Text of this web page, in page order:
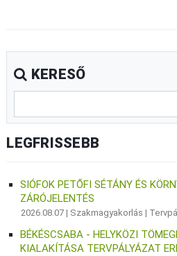
KERESŐ
LEGFRISSEBB
SIÓFOK PETŐFI SÉTÁNY ÉS
ZÁRÓJELENTÉS
2026.08.07 | Szakmagyakorlás |
BÉKÉSCSABA - HELYKÖZI
KIALAKÍTÁSA TERVPÁLYÁZAT